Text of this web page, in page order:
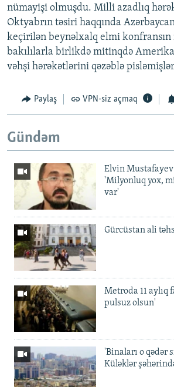
nümayişi olmuşdu. Milli azadlıq
Oktyabrın təsiri haqqında
keçirilən beynəlxalq elmi konfransın
bakılılarla birlikdə mitinqdə
vəhşi hərəkətlərini qəzəblə
Paylaş VPN-siz açmaq
Gündəm
Elvin Mustafayev
'Milyonluq yox,
var'
Gürcüstan ali
Metroda 11 aylıq
pulsuz olsun'
'Binaları o qədər
Küləklər